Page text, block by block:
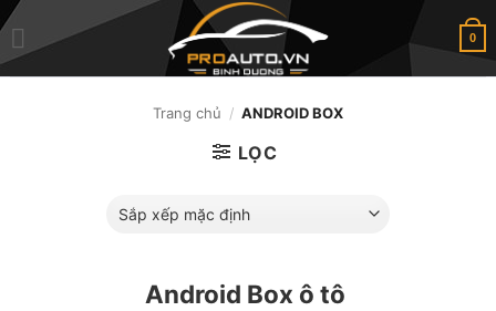
Skip
content
0
Trang chủ / ANDROID BOX
LỌC
Android Box ô tô